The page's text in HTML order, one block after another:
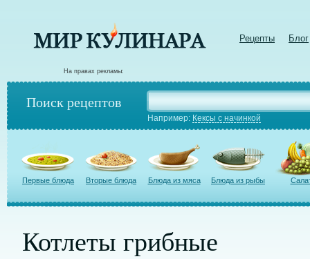
Рецепты Блог
На правах рекламы:
Поиск рецептов
Например: Кексы с начинкой
Первые блюда Вторые блюда Блюда из мяса Блюда из рыбы
Котлеты грибные